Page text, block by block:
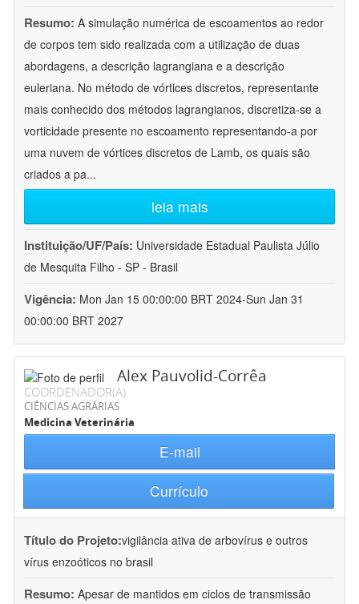
Resumo: A simulação numérica de escoamentos ao redor
de corpos tem sido realizada com a utilização de duas
abordagens, a descrição lagrangiana e a descrição
euleriana. No método de vórtices discretos, representante
mais conhecido dos métodos lagrangianos, discretiza-se a
vorticidade presente no escoamento representando-a por
uma nuvem de vórtices discretos de Lamb, os quais são
criados a pa...
leia mais
Instituição/UF/País: Universidade Estadual Paulista Júlio
de Mesquita Filho - SP - Brasil
Vigência: Mon Jan 15 00:00:00 BRT 2024-Sun Jan 31
00:00:00 BRT 2027
Alex Pauvolid-Corrêa
COORDENADOR(A)
CIÊNCIAS AGRÁRIAS
Medicina Veterinária
E-mail
Currículo
Título do Projeto:vigilância ativa de arbovírus e outros
vírus enzoóticos no brasil
Resumo: Apesar de mantidos em ciclos de transmissão